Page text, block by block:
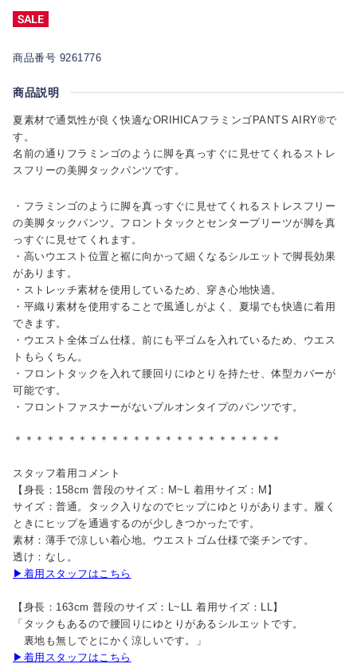
商品番号 9261776
商品説明
夏素材で通気性が良く快適なORIHICAフラミンゴPANTS AIRY®で
す。
名前の通りフラミンゴのように脚を真っすぐに見せてくれるストレ
スフリーの美脚タックパンツです。
・フラミンゴのように脚を真っすぐに見せてくれるストレスフリー
の美脚タックパンツ。フロントタックとセンタープリーツが脚を真
っすぐに見せてくれます。
・高いウエスト位置と裾に向かって細くなるシルエットで脚長効果
があります。
・ストレッチ素材を使用しているため、穿き心地快適。
・平織り素材を使用することで風通しがよく、夏場でも快適に着用
できます。
・ウエスト全体ゴム仕様。前にも平ゴムを入れているため、ウエス
トもらくちん。
・フロントタックを入れて腰回りにゆとりを持たせ、体型カバーが
可能です。
・フロントファスナーがないプルオンタイプのパンツです。
＊＊＊＊＊＊＊＊＊＊＊＊＊＊＊＊＊＊＊＊＊＊＊＊＊
スタッフ着用コメント
【身長：158cm 普段のサイズ：M~L 着用サイズ：M】
サイズ：普通。タック入りなのでヒップにゆとりがあります。履く
ときにヒップを通過するのが少しきつかったです。
素材：薄手で涼しい着心地。ウエストゴム仕様で楽チンです。
透け：なし。
▶着用スタッフはこちら
【身長：163cm 普段のサイズ：L~LL 着用サイズ：LL】
「タックもあるので腰回りにゆとりがあるシルエットです。
裏地も無しでとにかく涼しいです。」
▶着用スタッフはこちら